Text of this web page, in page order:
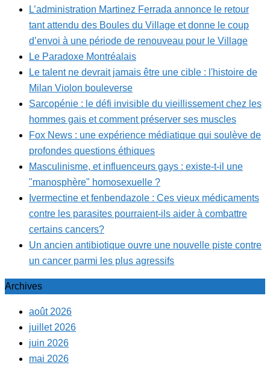
L’administration Martinez Ferrada annonce le retour
tant attendu des Boules du Village et donne le coup
d’envoi à une période de renouveau pour le Village
Le Paradoxe Montréalais
Le talent ne devrait jamais être une cible : l'histoire de
Milan Violon bouleverse
Sarcopénie : le défi invisible du vieillissement chez les
hommes gais et comment préserver ses muscles
Fox News : une expérience médiatique qui soulève de
profondes questions éthiques
Masculinisme, et influenceurs gays : existe-t-il une
"manosphère" homosexuelle ?
Ivermectine et fenbendazole : Ces vieux médicaments
contre les parasites pourraient-ils aider à combattre
certains cancers?
Un ancien antibiotique ouvre une nouvelle piste contre
un cancer parmi les plus agressifs
Archives
août 2026
juillet 2026
juin 2026
mai 2026